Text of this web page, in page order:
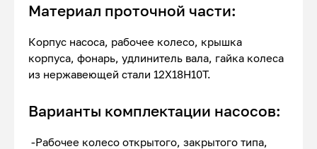
Материал проточной части:
Корпус насоса, рабочее колесо, крышка
корпуса, фонарь, удлинитель вала, гайка колеса
из нержавеющей стали 12Х18Н10Т.
Варианты комплектации насосов:
-Рабочее колесо открытого, закрытого типа,